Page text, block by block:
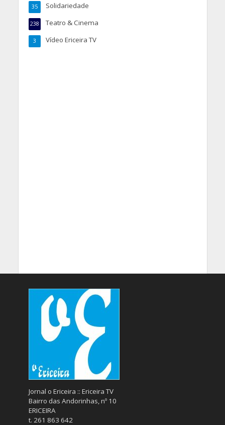
Solidariedade
35
Teatro & Cinema
238
Vídeo Ericeira TV
3
Jornal o Ericeira :: Ericeira TV
Bairro das Andorinhas, nº 10
ERICEIRA
t. 261 863 642